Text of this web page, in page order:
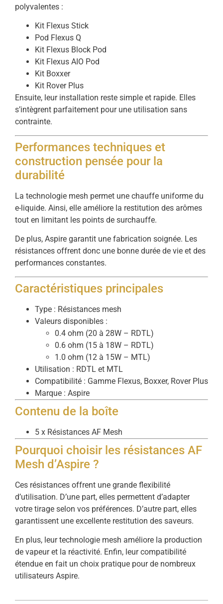
polyvalentes :
Kit Flexus Stick
Pod Flexus Q
Kit Flexus Block Pod
Kit Flexus AIO Pod
Kit Boxxer
Kit Rover Plus
Ensuite, leur installation reste simple et rapide. Elles
s’intègrent parfaitement pour une utilisation sans
contrainte.
Performances techniques et
construction pensée pour la
durabilité
La technologie mesh permet une chauffe uniforme du
e-liquide. Ainsi, elle améliore la restitution des arômes
tout en limitant les points de surchauffe.
De plus, Aspire garantit une fabrication soignée. Les
résistances offrent donc une bonne durée de vie et des
performances constantes.
Caractéristiques principales
Type : Résistances mesh
Valeurs disponibles :
0.4 ohm (20 à 28W – RDTL)
0.6 ohm (15 à 18W – RDTL)
1.0 ohm (12 à 15W – MTL)
Utilisation : RDTL et MTL
Compatibilité : Gamme Flexus, Boxxer, Rover Plus
Marque : Aspire
Contenu de la boîte
5 x Résistances AF Mesh
Pourquoi choisir les résistances AF
Mesh d’Aspire ?
Ces résistances offrent une grande flexibilité
d’utilisation. D’une part, elles permettent d’adapter
votre tirage selon vos préférences. D’autre part, elles
garantissent une excellente restitution des saveurs.
En plus, leur technologie mesh améliore la production
de vapeur et la réactivité. Enfin, leur compatibilité
étendue en fait un choix pratique pour de nombreux
utilisateurs Aspire.